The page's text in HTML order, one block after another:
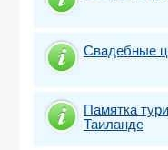
Свадебные
Памятка
Таиланде